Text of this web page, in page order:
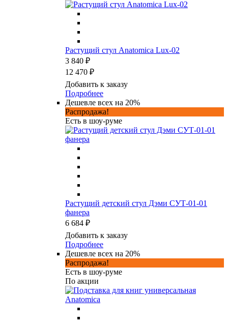
Растущий стул Anatomica Lux-02
3 840 ₽
12 470 ₽
Добавить к заказу
Подробнее
Дешевле всех на 20%
Распродажа!
Есть в шоу-руме
Растущий детский стул Дэми СУТ-01-01
фанера
6 684 ₽
Добавить к заказу
Подробнее
Дешевле всех на 20%
Распродажа!
Есть в шоу-руме
По акции